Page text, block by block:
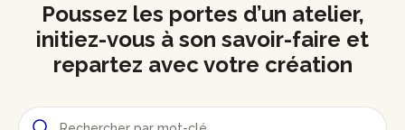
Poussez les portes d’un atelier,
initiez-vous à son savoir-faire et
repartez avec votre création